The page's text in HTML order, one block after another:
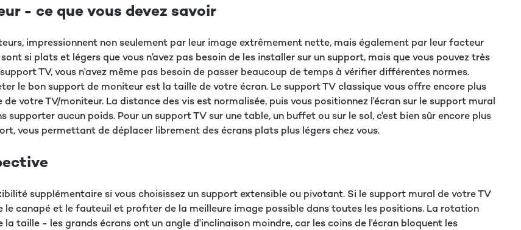
- ce que vous devez savoir
impressionnent non seulement par leur image extrêmement nette, mais également par leur facteur
si plats et légers que vous n’avez pas besoin de les installer sur un support, mais que vous pouvez très
TV, vous n'avez même pas besoin de passer beaucoup de temps à vérifier différentes normes.
le bon support de moniteur est la taille de votre écran. Le support TV classique vous offre encore plus
votre TV/moniteur. La distance des vis est normalisée, puis vous positionnez l'écran sur le support mural
aucun poids. Pour un support TV sur une table, un buffet ou sur le sol, c'est bien sûr encore plus
vous permettant de déplacer librement des écrans plats plus légers chez vous.
supplémentaire si vous choisissez un support extensible ou pivotant. Si le support mural de votre TV
le canapé et le fauteuil et profiter de la meilleure image possible dans toutes les positions. La rotation
taille - les grands écrans ont un angle d'inclinaison moindre, car les coins de l'écran bloquent les